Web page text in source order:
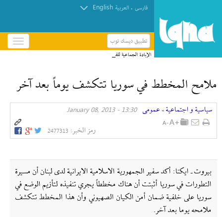
فارسی . العربیة English
تطبيق ديسك توب
باز
و
الإبادة الجماعية للفلسطينيين متجذرّة في صمت منظمات
ملامح المخطط في سوريا تتكشف يوماً بعد آخر
سیاسیة و اجتماعیة » عمومی 13:30 - January 08, 2013
رمز الخبر: 2477313
بيروت ـ ايكنا: أكد سفير الجمهورية الاسلامية الايرانية لدى لبنان أن مسيرة
التطورات في سوريا أثبتت أن هناك مخططاً يجري تنفيذه لتأزيم الوضع في
سوريا على خلفية ضمان أمن الكيان الصهيوني وأن هذا المخطط تتكشف
ملامحه يوما بعد آخر.